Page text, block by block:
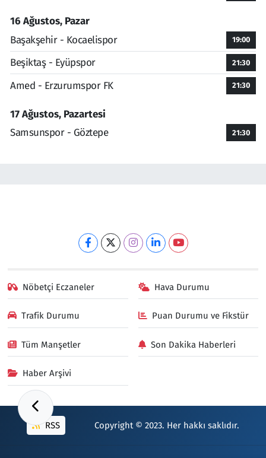
16 Ağustos, Pazar
Başakşehir - Kocaelispor
19:00
Beşiktaş - Eyüpspor 21:30
Amed - Erzurumspor FK 21:30
17 Ağustos, Pazartesi
Samsunspor - Göztepe
21:30
Nöbetçi Eczaneler Hava Durumu
Trafik Durumu Puan Durumu ve Fikstür
Tüm Manşetler Son Dakika Haberleri
Haber Arşivi
RSS Copyright © 2023. Her hakkı saklıdır.